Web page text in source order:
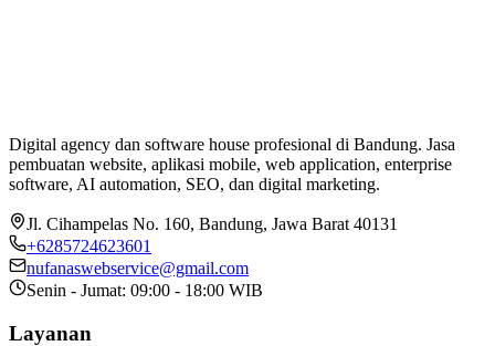
Digital agency dan software house profesional di Bandung. Jasa
pembuatan website, aplikasi mobile, web application, enterprise
software, AI automation, SEO, dan digital marketing.
Jl. Cihampelas No. 160, Bandung, Jawa Barat 40131
+6285724623601
nufanaswebservice@gmail.com
Senin - Jumat: 09:00 - 18:00 WIB
Layanan